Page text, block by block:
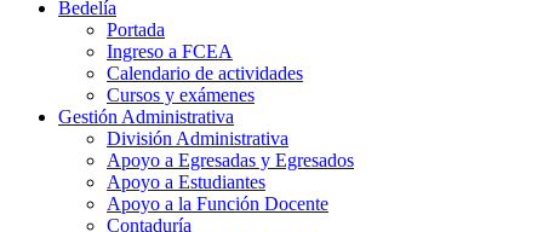
Bedelía
Portada
Ingreso a FCEA
Calendario de actividades
Cursos y exámenes
Gestión Administrativa
División Administrativa
Apoyo a Egresadas y Egresados
Apoyo a Estudiantes
Apoyo a la Función Docente
Contaduría